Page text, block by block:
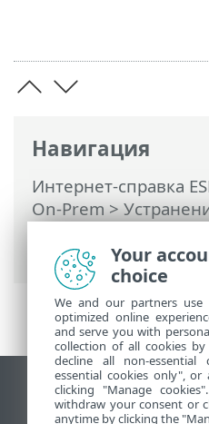
Навигация
Интернет-справка
On-Prem>
PROTECT в
Использовать сайт
End of Life
Your
choice
We and our partners
optimized online
and serve you with
collection of all cookies
decline all non-essential
essential cookies only",
clicking "Manage
withdraw your consent or
anytime by clicking the